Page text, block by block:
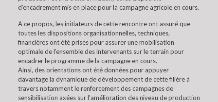
d’encadrement mis en place pour la campagne agricole en cours.
A ce propos, les initiateurs de cette rencontre ont assuré que
toutes les dispositions organisationnelles, techniques,
financières ont été prises pour assurer une mobilisation
optimale de l’ensemble des intervenants sur le terrain pour
encadrer le programme de la campagne en cours.
Ainsi, des orientations ont été données pour appuyer
davantage la dynamique de développement de cette filière à
travers notamment le renforcement des campagnes de
sensibilisation axées sur l’amélioration des niveau de production